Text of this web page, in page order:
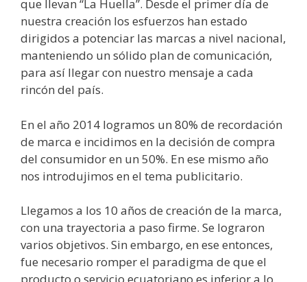
que llevan “La Huella”. Desde el primer día de
nuestra creación los esfuerzos han estado
dirigidos a potenciar las marcas a nivel nacional,
manteniendo un sólido plan de comunicación,
para así llegar con nuestro mensaje a cada
rincón del país.
En el año 2014 logramos un 80% de recordación
de marca e incidimos en la decisión de compra
del consumidor en un 50%. En ese mismo año
nos introdujimos en el tema publicitario.
Llegamos a los 10 años de creación de la marca,
con una trayectoria a paso firme. Se lograron
varios objetivos. Sin embargo, en ese entonces,
fue necesario romper el paradigma de que el